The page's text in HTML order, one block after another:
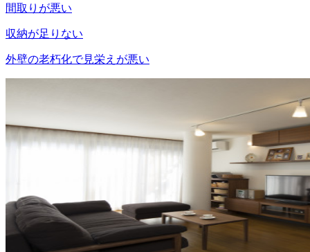
間取りが悪い
収納が足りない
外壁の老朽化で見栄えが悪い